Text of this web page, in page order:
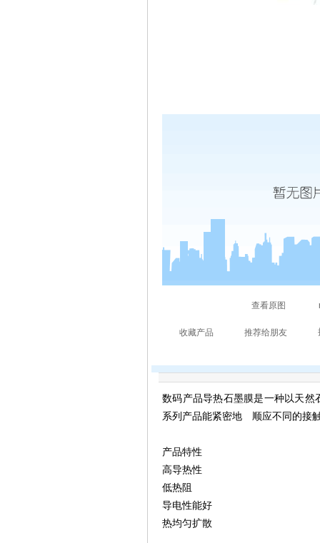
数码产品导热石墨膜是一种以天
系列产品能紧密地 顺应不同的接
产品特性
高导热性
低热阻
导电性能好
热均匀扩散